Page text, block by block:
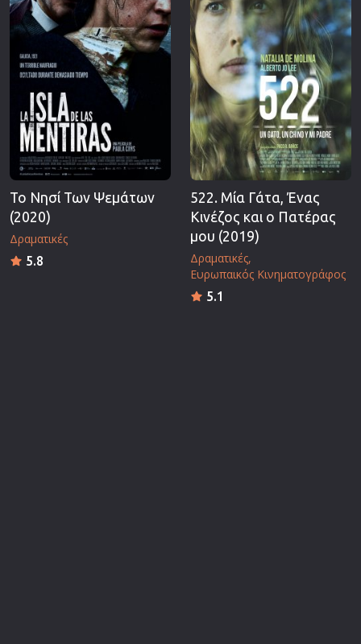
Το Νησί Των Ψεμάτων
(2020)
Δραματικές
5.8
522. Μία Γάτα, Ένας
Κινέζος και ο Πατέρας
μου (2019)
Δραματικές
Ευρωπαικός Κινηματογράφος
5.1